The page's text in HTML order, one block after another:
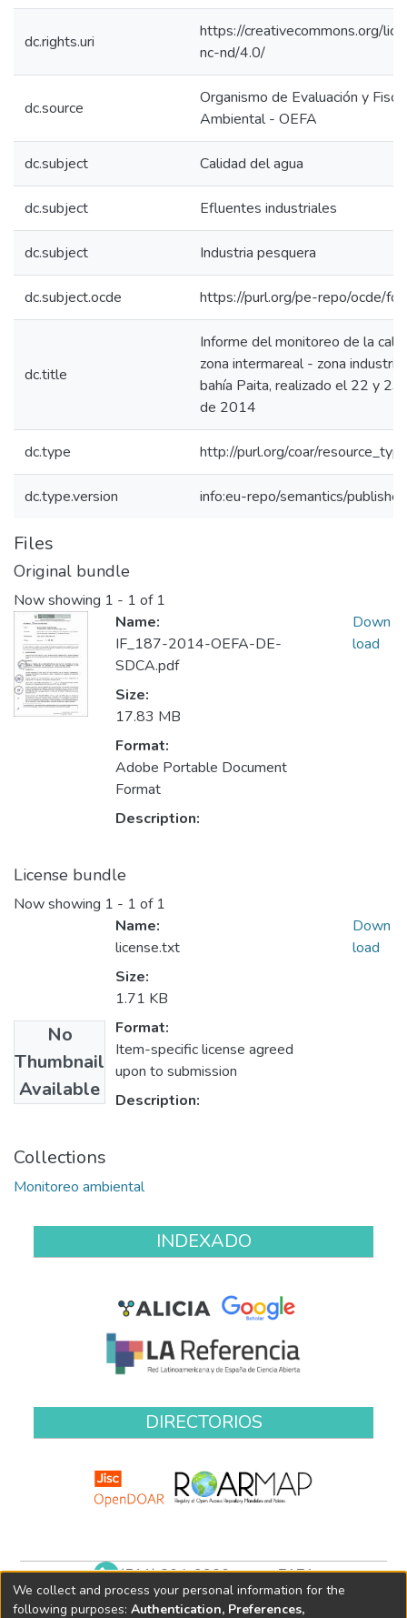
dc.rights.uri
https://creativecommons.org/
nc-nd/4.0/
dc.source
Organismo de Evaluación y
Ambiental - OEFA
dc.subject Calidad del agua
dc.subject Efluentes industriales
dc.subject Industria pesquera
dc.subject.ocde https://purl.org/pe-repo/ocde/
dc.title
Informe del monitoreo de la
zona intermareal - zona
bahía Paita, realizado el 22 y 23
de 2014
dc.type http://purl.org/coar/
dc.type.version info:eu-repo/semantics/
Files
Original bundle
Now showing 1 - 1 of 1
Name:
IF_187-2014-OEFA-DE-
SDCA.pdf
Size:
17.83 MB
Format:
Adobe Portable Document
Format
Description:
Down
load
License bundle
Now showing 1 - 1 of 1
No
Thumbnail
Available
Name:
license.txt
Size:
1.71 KB
Format:
Item-specific license agreed
upon to submission
Description:
Down
load
Collections
Monitoreo ambiental
INDEXADO
DIRECTORIOS
(511) 204-9900 anexo 7171
biblioteca@oefa.gob.pe
We collect and process your personal information for the
following purposes: Authentication, Preferences,